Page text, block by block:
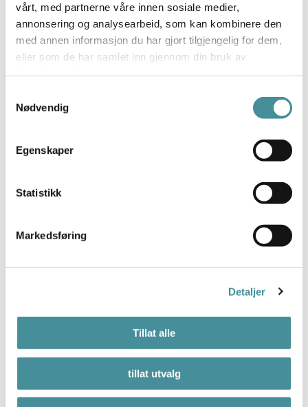
vårt, med partnerne våre innen sosiale medier,
annonsering og analysearbeid, som kan kombinere den
med annen informasjon du har gjort tilgjengelig for dem,
eller som de har samlet inn gjennom din bruk av
Nødvendig
Egenskaper
Statistikk
Markedsføring
Detaljer
Tillat alle
tillat utvalg
Anbefalte Bøker Stressmestring
Ferien nærmer seg, og jeg lar ikke sjansen gå fra
meg til å prakke på deg god ferielektyre! Her er
til mindfulnes
Les videre...
Hvor mange feil vil du gjøre i 2021?